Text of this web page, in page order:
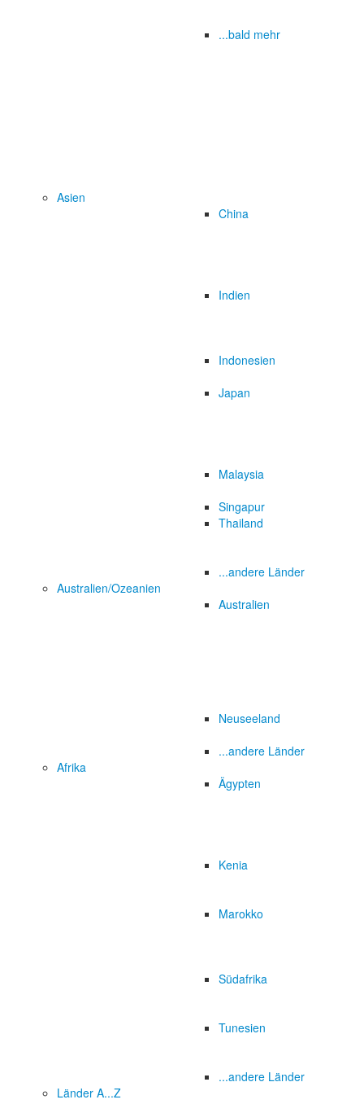
...bald mehr
Asien
China
Indien
Indonesien
Japan
Malaysia
Singapur
Thailand
...andere Länder
Australien/Ozeanien
Australien
Neuseeland
...andere Länder
Afrika
Ägypten
Kenia
Marokko
Südafrika
Tunesien
...andere Länder
Länder A...Z